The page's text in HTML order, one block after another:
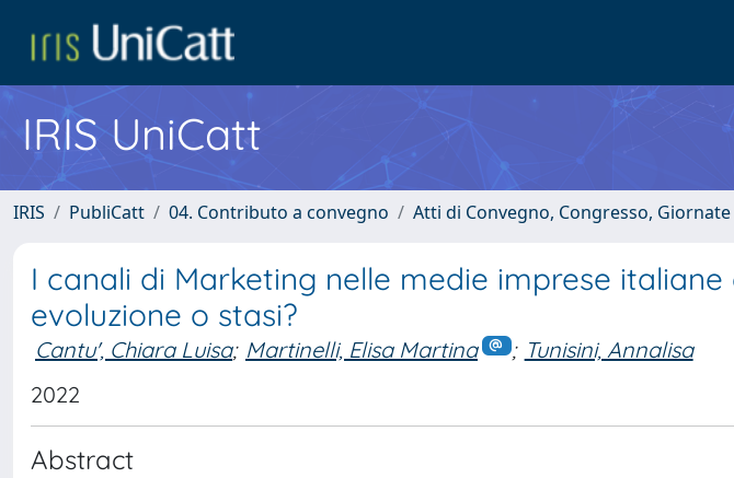
IRIS UniCatt
IRIS PubliCatt 04. Contributo a convegno Atti di Convegno, Congresso,
I canali di Marketing nelle medie imprese italiane
evoluzione o stasi?
Cantu', Chiara Luisa; Martinelli, Elisa Martina ; Tunisini, Annalisa
2022
Abstract